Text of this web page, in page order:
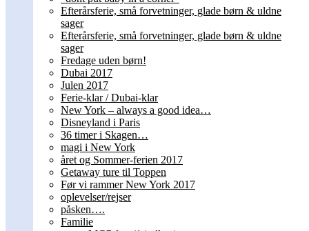
Efterårsferie, små forvetninger, glade børn & uldne
sager
Efterårsferie, små forvetninger, glade børn & uldne
sager
Fredage uden børn!
Dubai 2017
Julen 2017
Ferie-klar / Dubai-klar
New York – always a good idea…
Disneyland i Paris
36 timer i Skagen…
magi i New York
året og Sommer-ferien 2017
Getaway ture til Toppen
Før vi rammer New York 2017
oplevelser/rejser
påsken….
Familie